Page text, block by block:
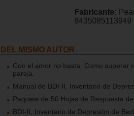
Fabricante:
8435085113949
DEL MISMO AUTOR
Con el amor no basta. Como superar
pareja.
Manual de BDI-II, Inventario de
Paquete de 50 Hojas de Respuesta
BDI-II, Inventario de Depresión de